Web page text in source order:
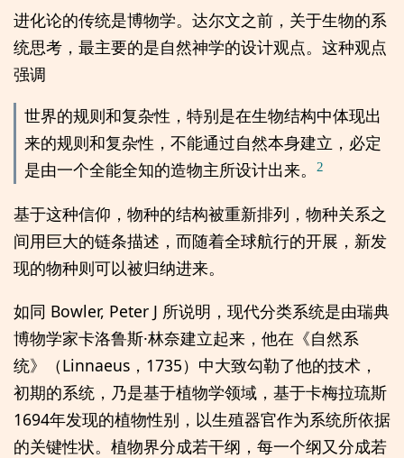
进化论的传统是博物学。达尔文之前，关于生物的系
统思考，最主要的是自然神学的设计观点。这种观点
强调
世界的规则和复杂性，特别是在生物结构中体现出
来的规则和复杂性，不能通过自然本身建立，必定
是由一个全能全知的造物主所设计出来。
2
基于这种信仰，物种的结构被重新排列，物种关系之
间用巨大的链条描述，而随着全球航行的开展，新发
现的物种则可以被归纳进来。
如同 Bowler, Peter J 所说明，现代分类系统是由瑞典
博物学家卡洛鲁斯·林奈建立起来，他在《自然系
统》（Linnaeus，1735）中大致勾勒了他的技术，
初期的系统，乃是基于植物学领域，基于卡梅拉琉斯
1694年发现的植物性别，以生殖器官作为系统所依据
的关键性状。植物界分成若干纲，每一个纲又分成若